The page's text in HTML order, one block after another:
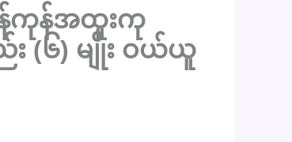
န်ကုန်အထူးကု
(၆) မျိုး ဝယ်ယူ